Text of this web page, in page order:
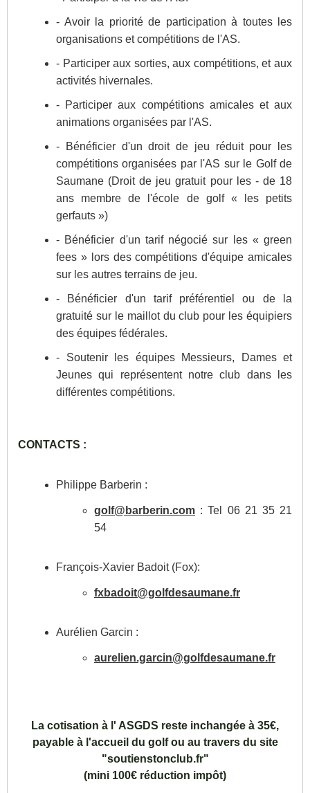
- Avoir la priorité de participation à toutes les
organisations et compétitions de l'AS.
- Participer aux sorties, aux compétitions, et aux
activités hivernales.
- Participer aux compétitions amicales et aux
animations organisées par l'AS.
- Bénéficier d'un droit de jeu réduit pour les
compétitions organisées par l'AS sur le Golf de
Saumane (Droit de jeu gratuit pour les - de 18
ans membre de l'école de golf « les petits
gerfauts »)
- Bénéficier d'un tarif négocié sur les « green
fees » lors des compétitions d'équipe amicales
sur les autres terrains de jeu.
- Bénéficier d'un tarif préférentiel ou de la
gratuité sur le maillot du club pour les équipiers
des équipes fédérales.
- Soutenir les équipes Messieurs, Dames et
Jeunes qui représentent notre club dans les
différentes compétitions.
CONTACTS :
Philippe Barberin :
golf@barberin.com : Tel 06 21 35 21
54
François-Xavier Badoit (Fox):
fxbadoit@golfdesaumane.fr
Aurélien Garcin :
aurelien.garcin@golfdesaumane.fr
La cotisation à l' ASGDS reste inchangée à 35€,
payable à l'accueil du golf ou au travers du site
"soutienstonclub.fr"
(mini 100€ réduction impôt)